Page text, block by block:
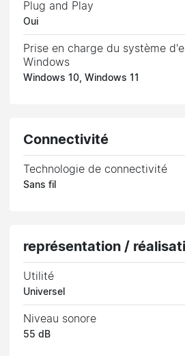
Plug and Play
Oui
Prise en charge du système
Windows
Windows 10, Windows 11
Connectivité
Technologie de connectivité
Sans fil
représentation /
Utilité
Universel
Niveau sonore
55 dB